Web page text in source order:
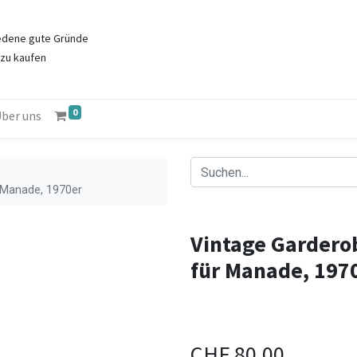
gute Gründe
kaufen
uns 0
1970er
Vintage
für Manade,